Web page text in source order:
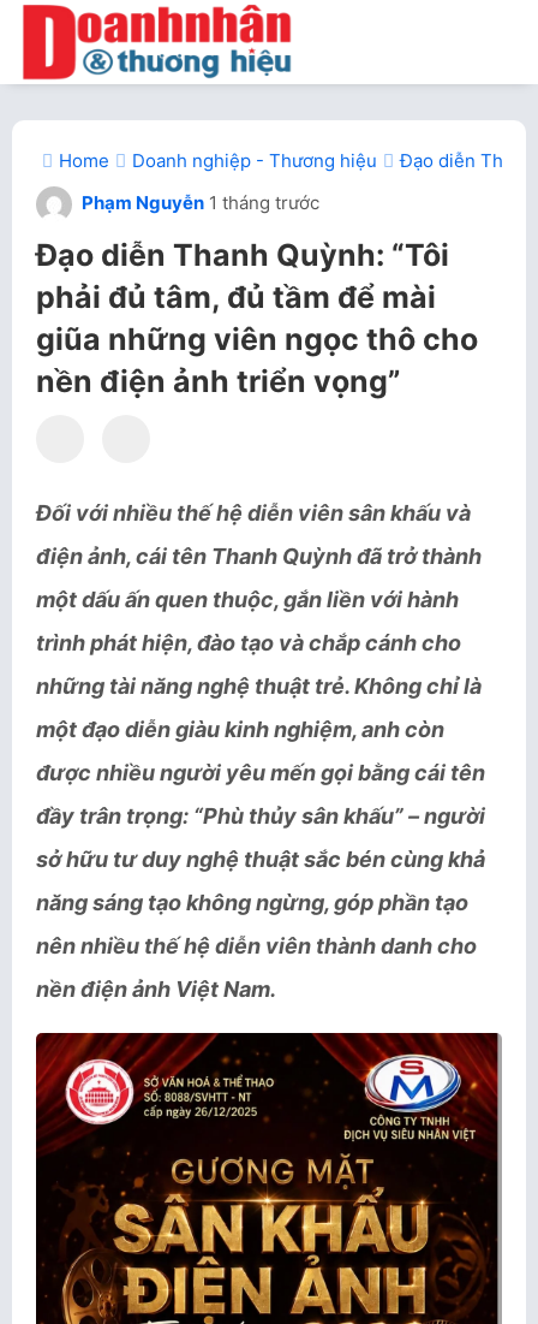
Home Doanh nghiệp - Thương hiệu
Đạo diễn
Phạm Nguyễn 1 tháng trước
Đạo diễn Thanh Quỳnh: “Tôi
phải đủ tâm, đủ tầm để mài
giũa những viên ngọc thô cho
nền điện ảnh triển vọng”
Đối với nhiều thế hệ diễn viên sân khấu và
điện ảnh, cái tên Thanh Quỳnh đã trở thành
một dấu ấn quen thuộc, gắn liền với hành
trình phát hiện, đào tạo và chắp cánh cho
những tài năng nghệ thuật trẻ. Không chỉ là
một đạo diễn giàu kinh nghiệm, anh còn
được nhiều người yêu mến gọi bằng cái tên
đầy trân trọng: “Phù thủy sân khấu” – người
sở hữu tư duy nghệ thuật sắc bén cùng khả
năng sáng tạo không ngừng, góp phần tạo
nên nhiều thế hệ diễn viên thành danh cho
nền điện ảnh Việt Nam.